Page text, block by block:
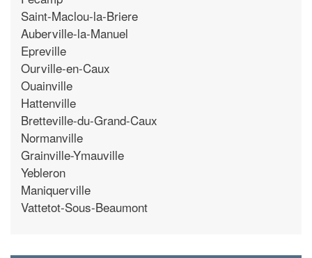
Saint-Maclou-la-Briere
Auberville-la-Manuel
Epreville
Ourville-en-Caux
Ouainville
Hattenville
Bretteville-du-Grand-Caux
Normanville
Grainville-Ymauville
Yebleron
Maniquerville
Vattetot-Sous-Beaumont